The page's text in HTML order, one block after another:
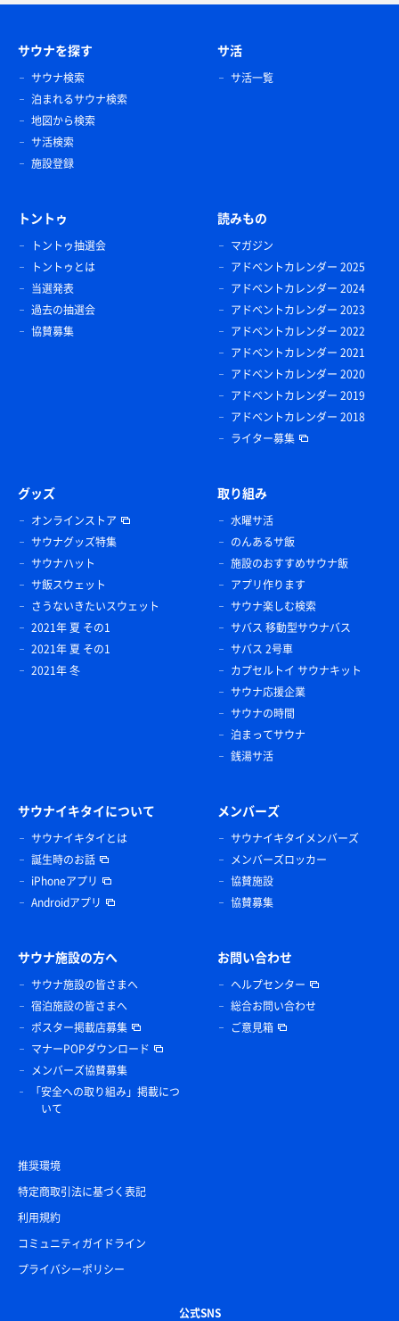
サウナを探す
サウナ検索
泊まれるサウナ検索
地図から検索
サ活検索
施設登録
サ活
サ活一覧
トントゥ
トントゥ抽選会
トントゥとは
当選発表
過去の抽選会
協賛募集
読みもの
マガジン
アドベントカレンダー 2025
アドベントカレンダー 2024
アドベントカレンダー 2023
アドベントカレンダー 2022
アドベントカレンダー 2021
アドベントカレンダー 2020
アドベントカレンダー 2019
アドベントカレンダー 2018
ライター募集
グッズ
オンラインストア
サウナグッズ特集
サウナハット
サ飯スウェット
さうないきたいスウェット
2021年 夏 その1
2021年 夏 その1
2021年 冬
取り組み
水曜サ活
のんあるサ飯
施設のおすすめサウナ飯
アプリ作ります
サウナ楽しむ検索
サバス 移動型サウナバス
サバス 2号車
カプセルトイ サウナキット
サウナ応援企業
サウナの時間
泊まってサウナ
銭湯サ活
サウナイキタイについて
サウナイキタイとは
誕生時のお話
iPhoneアプリ
Androidアプリ
メンバーズ
サウナイキタイメンバーズ
メンバーズロッカー
協賛施設
協賛募集
サウナ施設の方へ
サウナ施設の皆さまへ
宿泊施設の皆さまへ
ポスター掲載店募集
マナーPOPダウンロード
メンバーズ協賛募集
「安全への取り組み」掲載につ
いて
お問い合わせ
ヘルプセンター
総合お問い合わせ
ご意見箱
推奨環境
特定商取引法に基づく表記
利用規約
コミュニティガイドライン
プライバシーポリシー
公式SNS